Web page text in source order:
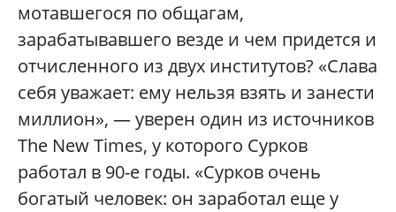
мотавшегося по общагам,
зарабатывавшего везде и чем придется и
отчисленного из двух институтов? «Слава
себя уважает: ему нельзя взять и занести
миллион», — уверен один из источников
The New Times, у которого Сурков
работал в 90-е годы. «Сурков очень
богатый человек: он заработал еще у